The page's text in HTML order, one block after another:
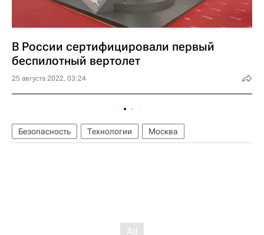
В России сертифицировали первый
беспилотный вертолет
25 августа 2022, 03:24
Безопасность Технологии Москва